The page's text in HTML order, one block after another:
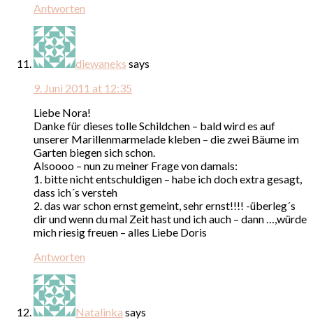
Antworten
diewaneks says
9. Juni 2011 at 12:35
Liebe Nora!
Danke für dieses tolle Schildchen – bald wird es auf
unserer Marillenmarmelade kleben – die zwei Bäume im
Garten biegen sich schon.
Alsoooo – nun zu meiner Frage von damals:
1. bitte nicht entschuldigen – habe ich doch extra gesagt,
dass ich´s versteh
2. das war schon ernst gemeint, sehr ernst!!!! -überleg´s
dir und wenn du mal Zeit hast und ich auch – dann …,würde
mich riesig freuen – alles Liebe Doris
Antworten
Natalinka says